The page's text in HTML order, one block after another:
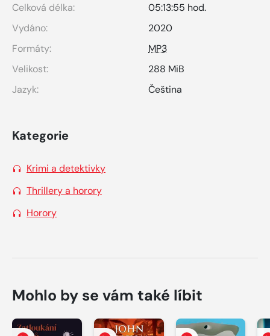
Celková délka:
05:13:55 hod.
Vydáno:
2020
Formáty:
MP3
Velikost:
288 MiB
Jazyk:
Čeština
Kategorie
Krimi a detektivky
Thrillery a horory
Horory
Mohlo by se vám také líbit